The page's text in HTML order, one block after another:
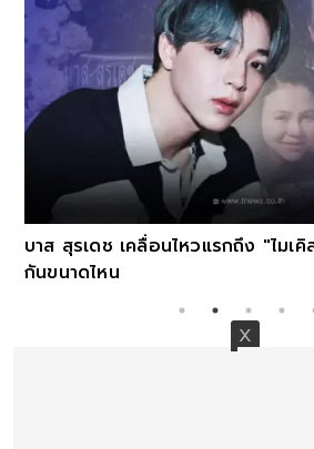
บาส สุรเดช เคลื่อนไหวแรกถึง "ไมเ
กันขนาดไหน